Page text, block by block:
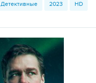
Детективные 2023 HD